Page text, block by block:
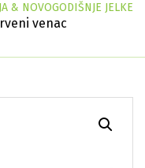
& NOVOGODIŠNJE JELKE
venac